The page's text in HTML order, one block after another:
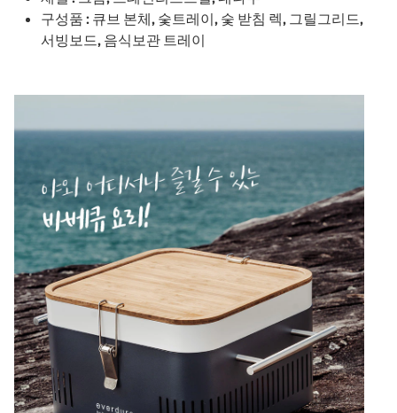
구성품 : 큐브 본체, 숯트레이, 숯 받침 렉, 그릴그리드,
서빙보드, 음식보관 트레이